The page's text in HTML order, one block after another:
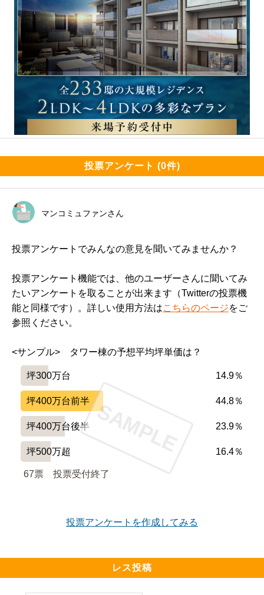
投票アンケート (0件)
マンコミュファンさん
投票アンケートでみんなの意見を聞いてみませんか？
投票アンケート機能では、他のユーザーさんに聞いてみ
たいアンケートを取ることが出来ます（Twitterの投票機
能と同様です）。詳しい使用方法はこちらのページをご
参照ください。
<サンプル>　タワー棟の予想平均坪単価は？
坪300万台 14.9％
坪400万台前半 44.8％
坪400万台後半 23.9％
坪500万超 16.4％
67票 投票受付終了
SAMPLE
投票アンケートを作成してみる
レス投稿